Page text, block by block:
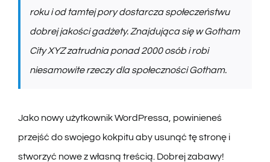
roku i od tamtej pory dostarcza społeczeństwu
dobrej jakości gadżety. Znajdująca się w Gotham
City XYZ zatrudnia ponad 2000 osób i robi
niesamowite rzeczy dla społeczności Gotham.
Jako nowy użytkownik WordPressa, powinieneś
przejść doswojego kokpitu aby usunąć tę stronę i
stworzyć nowe z własną treścią. Dobrej zabawy!